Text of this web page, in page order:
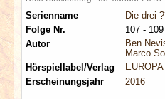
Serienname
Die drei
Folge Nr.
107 - 109
Autor
Ben
Marco
Hörspiellabel/Verlag
EUROPA
Erscheinungsjahr
2016